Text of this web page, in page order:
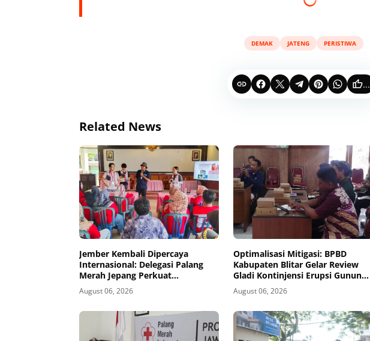
DEMAK JATENG PERISTIWA
...
Related News
Jember Kembali Dipercaya
Internasional: Delegasi Palang
Merah Jepang Perkuat
Kesiapsiagaan Bencana di
Kawasan Pesisir dan Sekolah
August 06, 2026
Optimalisasi Mitigasi: BPBD
Kabupaten Blitar Gelar Review
Gladi Kontinjensi Erupsi Gunung
Kelud
August 06, 2026